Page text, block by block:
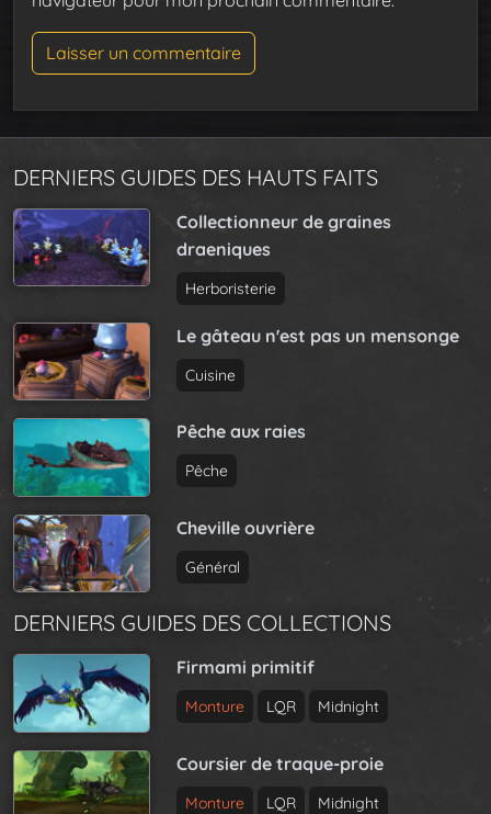
DERNIERS GUIDES DES HAUTS FAITS
Collectionneur de graines
draeniques
Herboristerie
Le gâteau n'est pas un mensonge
Cuisine
Pêche aux raies
Pêche
Cheville ouvrière
Général
DERNIERS GUIDES DES COLLECTIONS
Firmami primitif
Monture LQR Midnight
Coursier de traque-proie
Monture LQR Midnight